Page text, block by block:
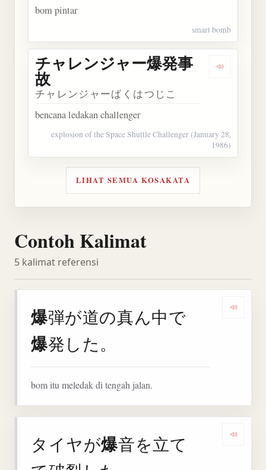
bom pintar
smart bomb
Dengarkan
チャレンジャー爆発事
故
チャレンジャーばくはつじこ
bencana ledakan challenger
explosion of the Space Shuttle Challenger (January 28,
1986)
LIHAT SEMUA KOSAKATA
Contoh Kalimat
5 kalimat referensi
爆弾が道の真ん中で
爆発した。
bom itu meledak di tengah jalan.
タイヤが爆音を立て